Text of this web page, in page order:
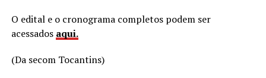
O edital e o cronograma completos podem ser
acessados aqui.
(Da secom Tocantins)